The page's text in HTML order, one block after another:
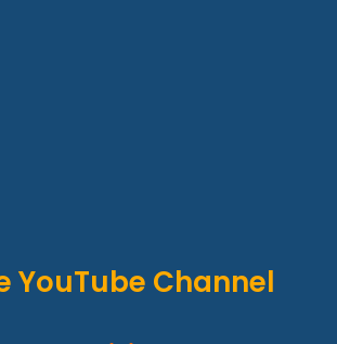
YouTube Channel